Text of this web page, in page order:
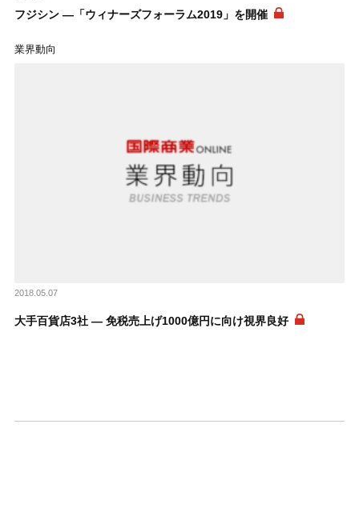
フジシン ―「ウィナーズフォーラム2019」を開催
業界動向
2018.05.07
大手百貨店3社 ― 免税売上げ1000億円に向け視界良好